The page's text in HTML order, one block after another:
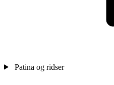
Patina og ridser